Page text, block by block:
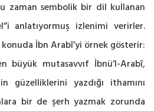
zaman sembolik bir dil kullanan
‎anlatıyormuş izlenimi verirler.
İbn Arabî’yi örnek gösterir:
büyük mutasavvıf İbnü’l-Arabî,
‎güzelliklerini yazdığı ithamını
bir de şerh yazmak zorunda